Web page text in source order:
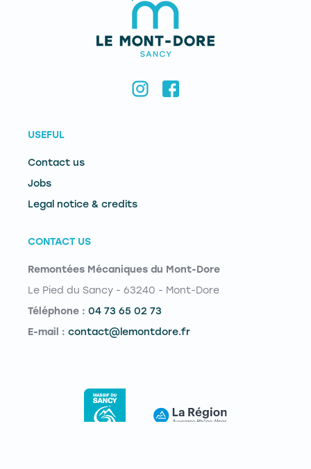
USEFUL
Contact us
Jobs
Legal notice & credits
CONTACT US
Remontées Mécaniques du Mont-Dore
Le Pied du Sancy - 63240 - Mont-Dore
Téléphone : 04 73 65 02 73
E-mail : contact@lemontdore.fr